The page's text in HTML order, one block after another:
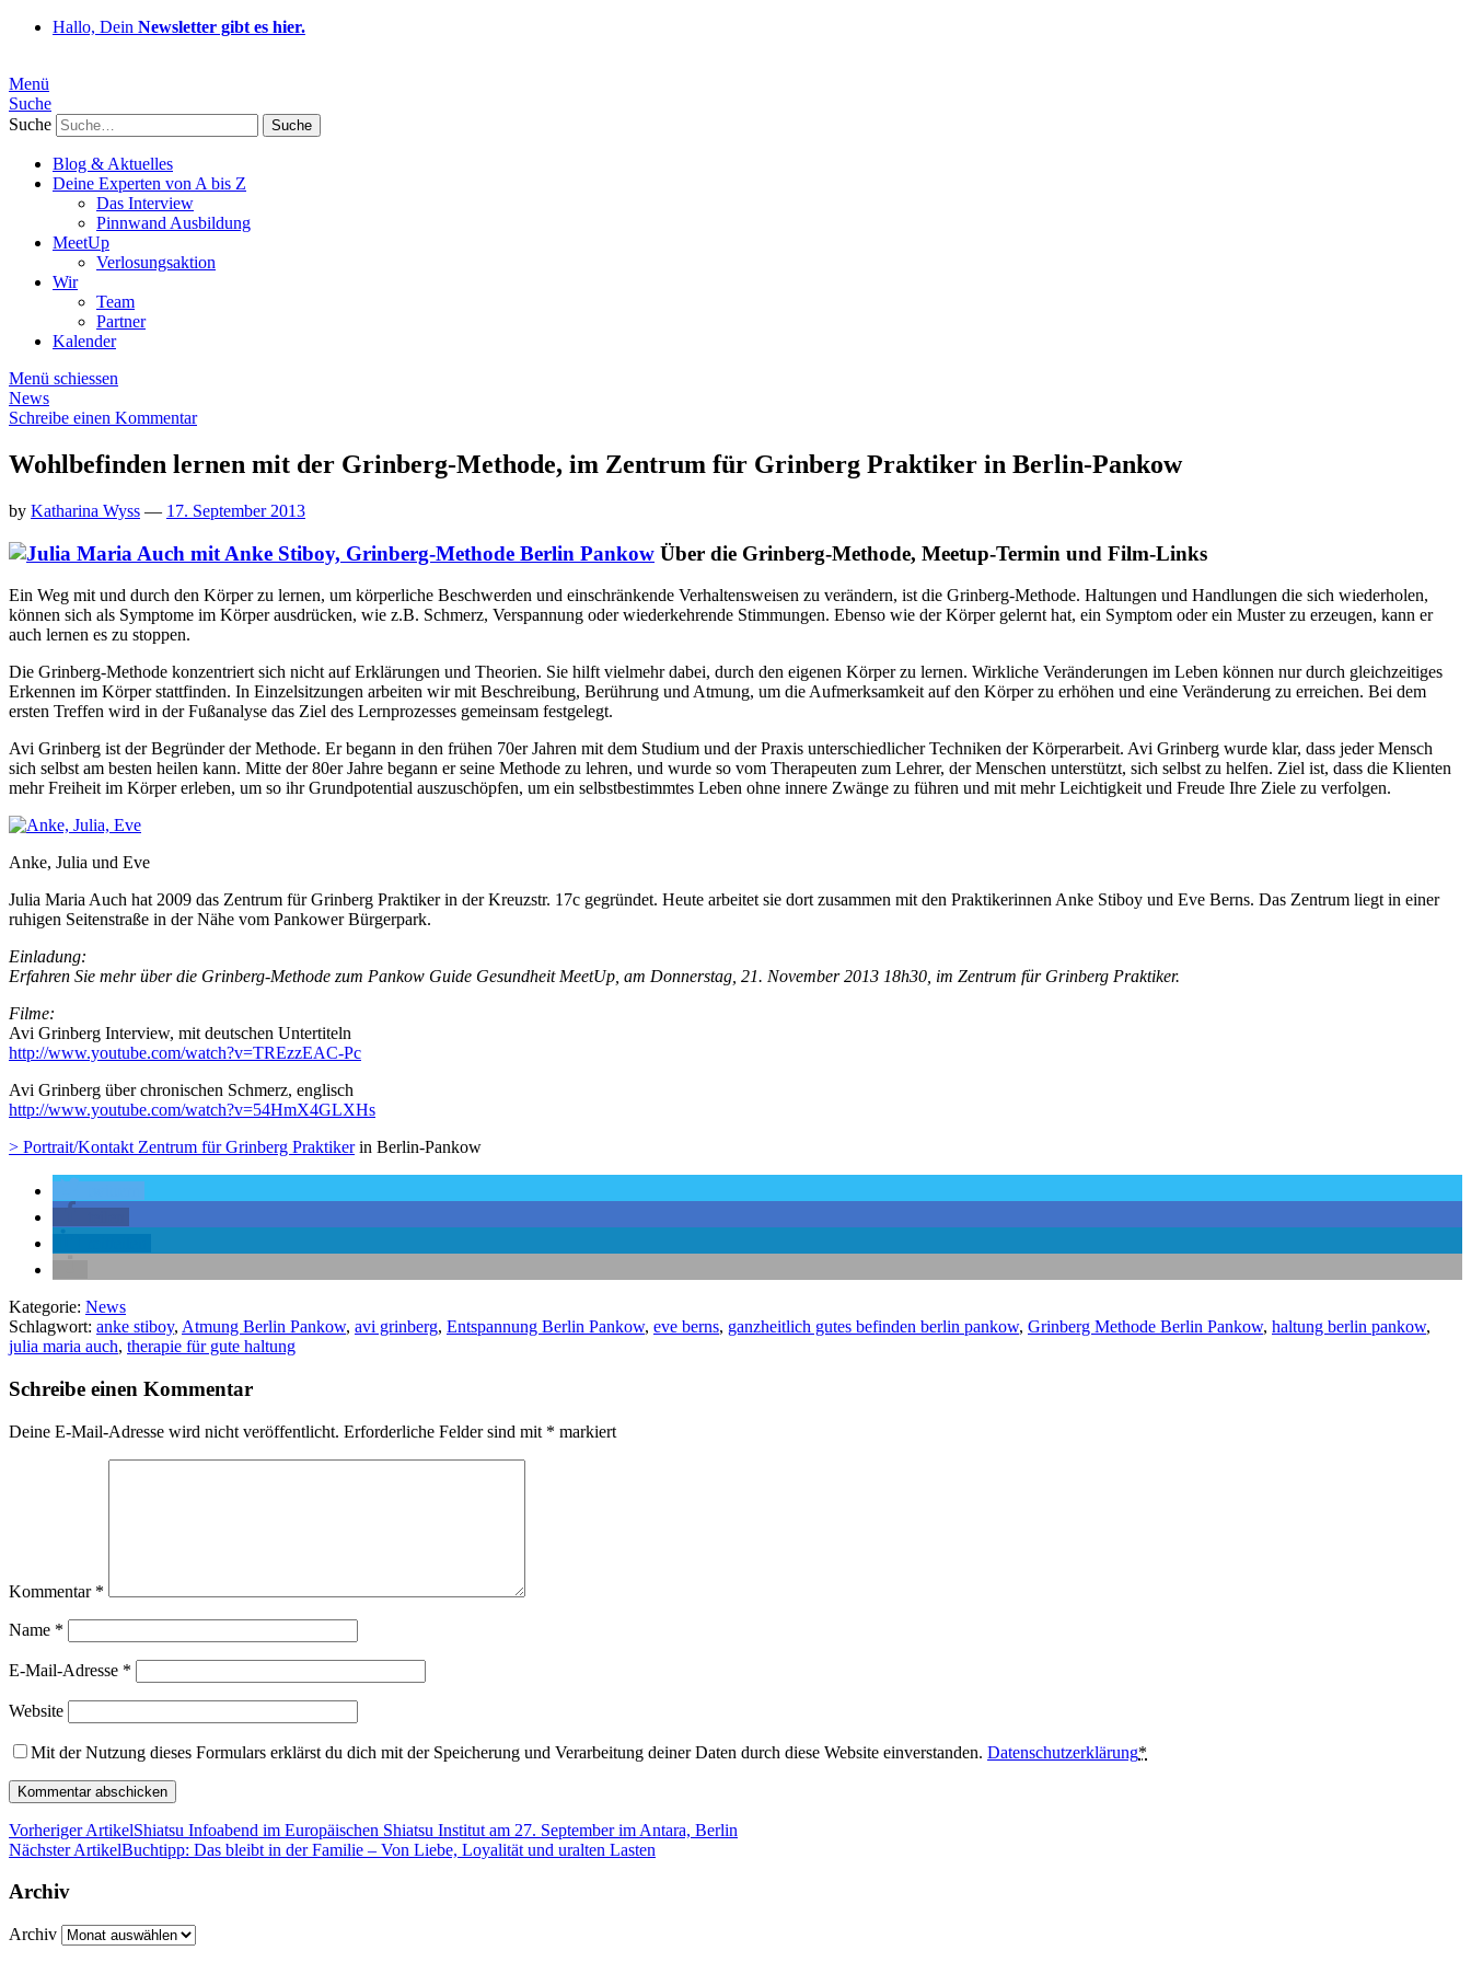
Hallo, Dein Newsletter gibt es hier.
Menü
Suche
Suche
Blog & Aktuelles
Deine Experten von A bis Z
Das Interview
Pinnwand Ausbildung
MeetUp
Verlosungsaktion
Wir
Team
Partner
Kalender
Menü schiessen
News
Schreibe einen Kommentar
Wohlbefinden lernen mit der Grinberg-Methode, im Zentrum für Grinberg Praktiker in Berlin-Pankow
by Katharina Wyss — 17. September 2013
Über die Grinberg-Methode, Meetup-Termin und Film-Links
Ein Weg mit und durch den Körper zu lernen, um körperliche Beschwerden und einschränkende Verhaltensweisen zu verändern, ist die Grinberg-Methode. Haltungen und Handlungen die sich wiederholen,
können sich als Symptome im Körper ausdrücken, wie z.B. Schmerz, Verspannung oder wiederkehrende Stimmungen. Ebenso wie der Körper gelernt hat, ein Symptom oder ein Muster zu erzeugen, kann er
auch lernen es zu stoppen.
Die Grinberg-Methode konzentriert sich nicht auf Erklärungen und Theorien. Sie hilft vielmehr dabei, durch den eigenen Körper zu lernen. Wirkliche Veränderungen im Leben können nur durch gleichzeitiges
Erkennen im Körper stattfinden. In Einzelsitzungen arbeiten wir mit Beschreibung, Berührung und Atmung, um die Aufmerksamkeit auf den Körper zu erhöhen und eine Veränderung zu erreichen. Bei dem
ersten Treffen wird in der Fußanalyse das Ziel des Lernprozesses gemeinsam festgelegt.
Avi Grinberg ist der Begründer der Methode. Er begann in den frühen 70er Jahren mit dem Studium und der Praxis unterschiedlicher Techniken der Körperarbeit. Avi Grinberg wurde klar, dass jeder Mensch
sich selbst am besten heilen kann. Mitte der 80er Jahre begann er seine Methode zu lehren, und wurde so vom Therapeuten zum Lehrer, der Menschen unterstützt, sich selbst zu helfen. Ziel ist, dass die Klienten
mehr Freiheit im Körper erleben, um so ihr Grundpotential auszuschöpfen, um ein selbstbestimmtes Leben ohne innere Zwänge zu führen und mit mehr Leichtigkeit und Freude Ihre Ziele zu verfolgen.
Anke, Julia und Eve
Julia Maria Auch hat 2009 das Zentrum für Grinberg Praktiker in der Kreuzstr. 17c gegründet. Heute arbeitet sie dort zusammen mit den Praktikerinnen Anke Stiboy und Eve Berns. Das Zentrum liegt in einer
ruhigen Seitenstraße in der Nähe vom Pankower Bürgerpark.
Einladung:
Erfahren Sie mehr über die Grinberg-Methode zum Pankow Guide Gesundheit MeetUp, am Donnerstag, 21. November 2013 18h30, im Zentrum für Grinberg Praktiker.
Filme:
Avi Grinberg Interview, mit deutschen Untertiteln
http://www.youtube.com/watch?v=TREzzEAC-Pc
Avi Grinberg über chronischen Schmerz, englisch
http://www.youtube.com/watch?v=54HmX4GLXHs
> Portrait/Kontakt Zentrum für Grinberg Praktikerin Berlin-Pankow
Kategorie: News
Schlagwort: anke stiboy, Atmung Berlin Pankow, avi grinberg, Entspannung Berlin Pankow, eve berns, ganzheitlich gutes befinden berlin pankow, Grinberg Methode Berlin Pankow, haltung berlin pankow,
julia maria auch, therapie für gute haltung
Schreibe einen Kommentar
Deine E-Mail-Adresse wird nicht veröffentlicht. Erforderliche Felder sind mit * markiert
Kommentar *
Name *
E-Mail-Adresse *
Website
Mit der Nutzung dieses Formulars erklärst du dich mit der Speicherung und Verarbeitung deiner Daten durch diese Website einverstanden. Datenschutzerklärung*
Vorheriger ArtikelShiatsu Infoabend im Europäischen Shiatsu Institut am 27. September im Antara, Berlin
Nächster ArtikelBuchtipp: Das bleibt in der Familie – Von Liebe, Loyalität und uralten Lasten
Archiv
Archiv